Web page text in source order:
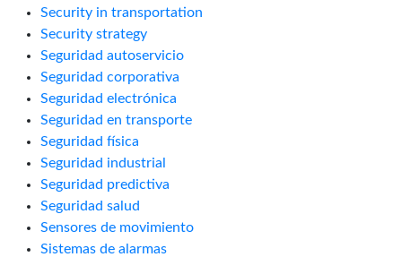
Security in transportation
Security strategy
Seguridad autoservicio
Seguridad corporativa
Seguridad electrónica
Seguridad en transporte
Seguridad física
Seguridad industrial
Seguridad predictiva
Seguridad salud
Sensores de movimiento
Sistemas de alarmas